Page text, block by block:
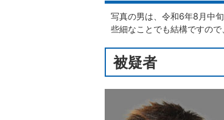
写真の男は、令和6年8月中
些細なことでも結構ですので
被疑者